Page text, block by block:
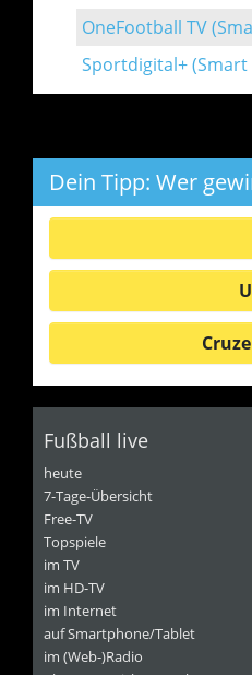
OneFootball TV
Sportdigital+ (Smart
Dein Tipp: Wer
Fußball live
heute
7-Tage-Übersicht
Free-TV
Topspiele
im TV
im HD-TV
im Internet
auf Smartphone/Tablet
im (Web-)Radio